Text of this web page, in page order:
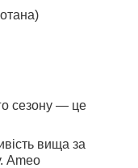
сезону — це
вища за
Ameo